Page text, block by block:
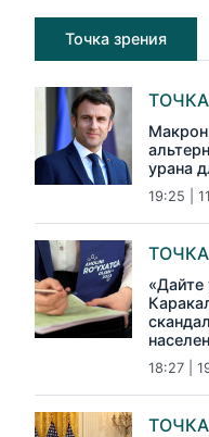
Точка зрения
Макрон
урана
19:25 |
«Дайте
18:27 |